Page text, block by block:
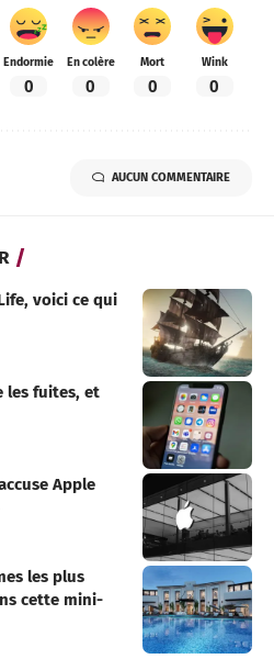
Endormie
0
En colère
0
Mort
0
Wink
0
AUCUN COMMENTAIRE
voici ce qui
les fuites, et
Apple
les plus
cette mini-